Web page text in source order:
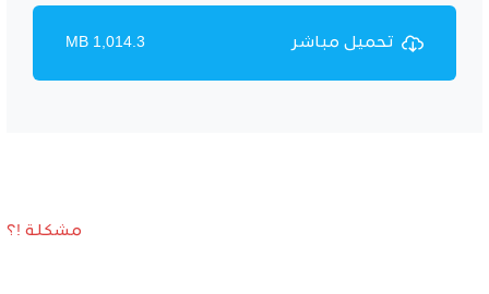
تحميل مباشر 1,014.3 MB
مشكلة !؟